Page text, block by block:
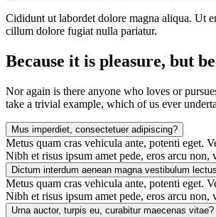
Cididunt ut labordet dolore magna aliqua. Ut
cillum dolore fugiat nulla pariatur.
Because it is pleasure, but
Nor again is there anyone who loves or
take a trivial example, which of us ever
Mus imperdiet, consectetuer adipiscing?
Metus quam cras vehicula ante, potenti eget.
Nibh et risus ipsum amet pede, eros arcu
Dictum interdum aenean magna vestibulum
Metus quam cras vehicula ante, potenti eget.
Nibh et risus ipsum amet pede, eros arcu
Urna auctor, turpis eu, curabitur maecenas vitae?